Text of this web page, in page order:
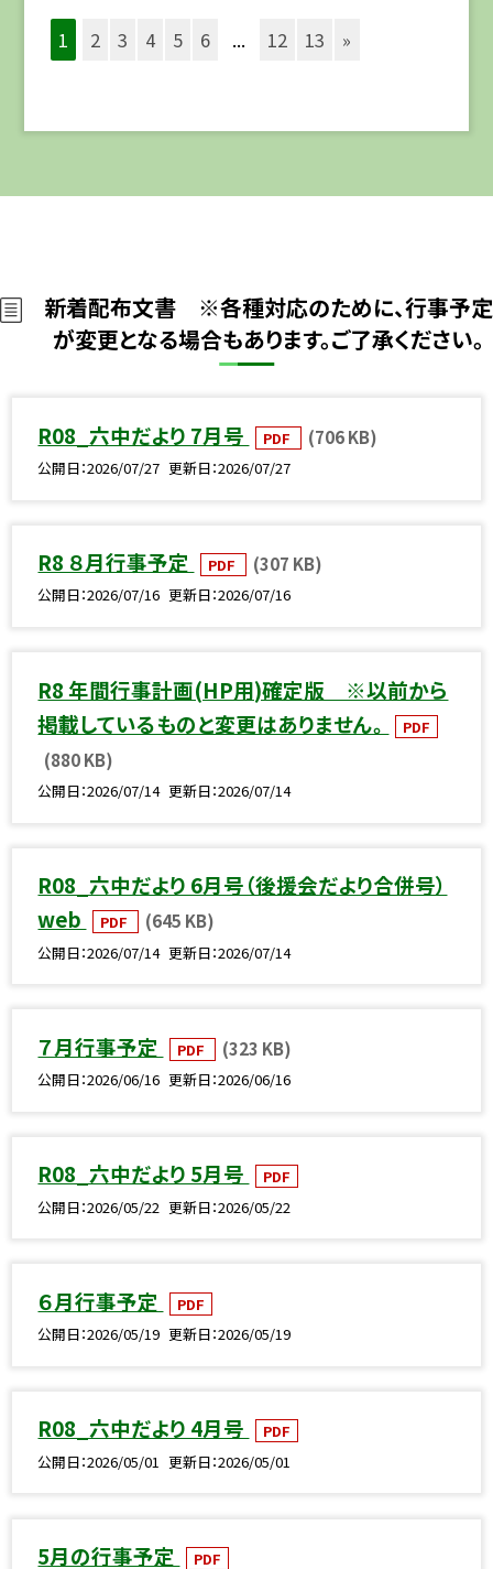
1 2 3 4 5 6 ... 12 13 »
新着配布文書 ※各種対応のために、行事予定
が変更となる場合もあります。ご了承ください。
R08_六中だより 7月号 PDF (706 KB)
公開日 2026/07/27 更新日 2026/07/27
R8 ８月行事予定 PDF (307 KB)
公開日 2026/07/16 更新日 2026/07/16
R8 年間行事計画(HP用)確定版 ※以前から
掲載しているものと変更はありません。
PDF
(880 KB)
公開日 2026/07/14 更新日 2026/07/14
R08_六中だより 6月号（後援会だより合併号）
web
PDF (645 KB)
公開日 2026/07/14 更新日 2026/07/14
７月行事予定 PDF (323 KB)
公開日 2026/06/16 更新日 2026/06/16
R08_六中だより 5月号
PDF
公開日 2026/05/22 更新日 2026/05/22
６月行事予定
PDF
公開日 2026/05/19 更新日 2026/05/19
R08_六中だより 4月号
PDF
公開日 2026/05/01 更新日 2026/05/01
5月の行事予定
PDF